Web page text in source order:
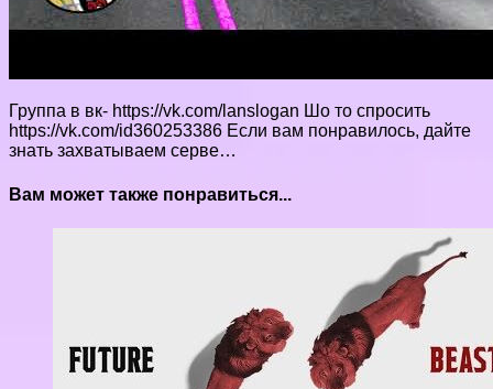
Группа в вк- https://vk.com/lanslogan Шо то спросить
https://vk.com/id360253386 Если вам понравилось, дайте
знать захватываем серве…
Вам может также понравиться...